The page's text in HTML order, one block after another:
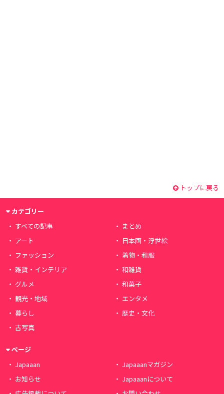
トップに戻る
カテゴリー
すべての記事
まとめ
アート
日本画・浮世絵
ファッション
着物・和服
雑貨・インテリア
和雑貨
グルメ
和菓子
観光・地域
エンタメ
暮らし
歴史・文化
古写真
ページ
Japaaan
Japaaanマガジン
お知らせ
Japaaanについて